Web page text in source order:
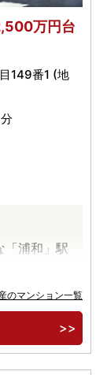
万円台
149番1 (地
「浦和」駅
高砂」エリ
開放感あふ
のマンション一覧